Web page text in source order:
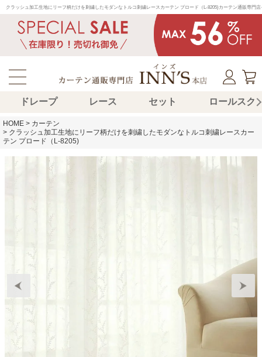
クラッシュ加工生地にリーフ柄だけを刺繍したモダンなトルコ刺繍レースカーテン プロード（L-8205)カーテン通販専
ドレープ レース セット ロールスク
HOME
カーテン
クラッシュ加工生地にリーフ柄だけを刺繍したモダンなトルコ刺繍レースカー
テン プロード（L-8205)